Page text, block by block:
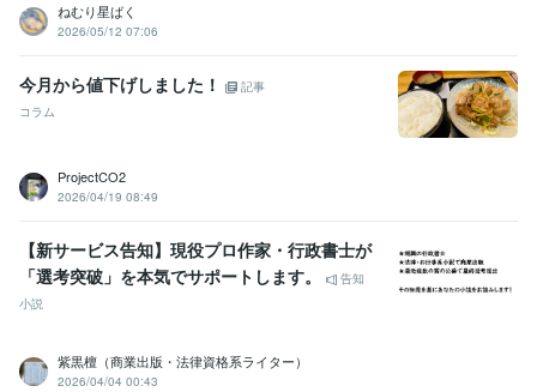
ねむり星ばく
2026/05/12 07:06
今月から値下げしました！
記事
コラム
ProjectCO2
2026/04/19 08:49
【新サービス告知】現役プロ作家・行政書士が
「選考突破」を本気でサポートします。
告知
小説
紫黒檀（商業出版・法律資格系ライター）
2026/04/04 00:43